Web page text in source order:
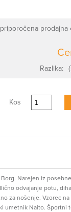
prodajna
Razlika:
Kos
Narejen iz
odvajanje potu,
za nošenje. Vzorec
umetnik Naito. Športni